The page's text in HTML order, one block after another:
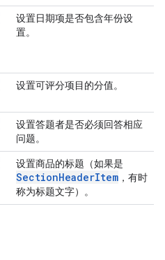
设置日期项是否包含年份设
置。
设置可评分项目的分值。
设置答题者是否必须回答相应
问题。
设置商品的标题（如果是
SectionHeaderItem ，有时
称为标题文字）。